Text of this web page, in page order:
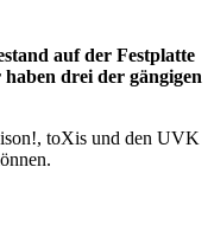
auf der Festplatte
drei der gängigen
toXis und den UVK